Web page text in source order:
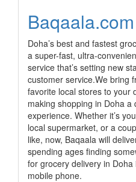
Baqaala.com
Doha’s best and fastest
a super-fast, ultra-
service that’s setting new
customer service. ​ We
favorite local stores to your
making shopping in Doha
experience. Whether it’s
local supermarket, or a
like, now, Baqaala will
spending ages finding
for grocery delivery in
mobile phone.